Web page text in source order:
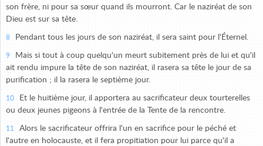
son frère, ni pour sa sœur quand ils mourront. Car le naziréat de son
Dieu est sur sa tête.
8 Pendant tous les jours de son naziréat, il sera saint pour l'Éternel.
9
Mais si tout à coup quelqu'un meurt subitement près de lui et qu'il
ait rendu impure la tête de son naziréat, il rasera sa tête le jour de sa
purification ; il la rasera le septième jour.
10
Et le huitième jour, il apportera au sacrificateur deux tourterelles
ou deux jeunes pigeons à l'entrée de la Tente de la rencontre.
11
Alors le sacrificateur offrira l'un en sacrifice pour le péché et
l'autre en holocauste, et il fera propitiation pour lui parce qu'il a